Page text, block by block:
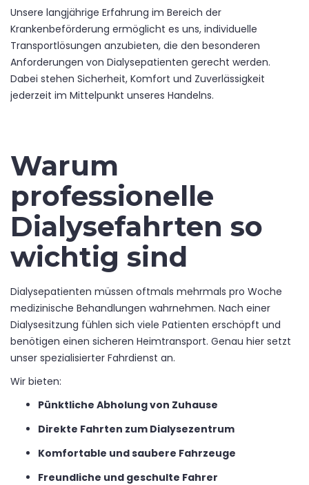
Unsere langjährige Erfahrung im Bereich der
Krankenbeförderung ermöglicht es uns, individuelle
Transportlösungen anzubieten, die den besonderen
Anforderungen von Dialysepatienten gerecht werden.
Dabei stehen Sicherheit, Komfort und Zuverlässigkeit
jederzeit im Mittelpunkt unseres Handelns.
Warum
professionelle
Dialysefahrten so
wichtig sind
Dialysepatienten müssen oftmals mehrmals pro Woche
medizinische Behandlungen wahrnehmen. Nach einer
Dialysesitzung fühlen sich viele Patienten erschöpft und
benötigen einen sicheren Heimtransport. Genau hier setzt
unser spezialisierter Fahrdienst an.
Wir bieten:
Pünktliche Abholung von Zuhause
Direkte Fahrten zum Dialysezentrum
Komfortable und saubere Fahrzeuge
Freundliche und geschulte Fahrer